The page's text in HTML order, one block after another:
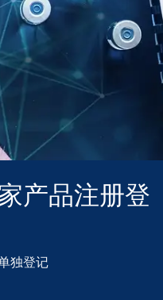
产品注册登
独登记